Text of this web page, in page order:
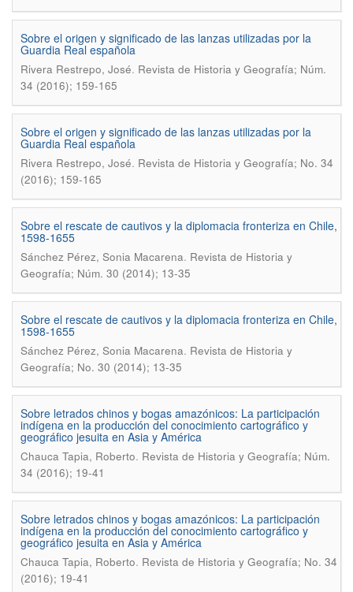
Sobre el origen y significado de las lanzas utilizadas por la
Guardia Real española
Rivera Restrepo, José. Revista de Historia y Geografía; Núm.
34 (2016); 159-165
Sobre el origen y significado de las lanzas utilizadas por la
Guardia Real española
Rivera Restrepo, José. Revista de Historia y Geografí­a; No. 34
(2016); 159-165
Sobre el rescate de cautivos y la diplomacia fronteriza en Chile,
1598-1655
Sánchez Pérez, Sonia Macarena. Revista de Historia y
Geografía; Núm. 30 (2014); 13-35
Sobre el rescate de cautivos y la diplomacia fronteriza en Chile,
1598-1655
Sánchez Pérez, Sonia Macarena. Revista de Historia y
Geografí­a; No. 30 (2014); 13-35
Sobre letrados chinos y bogas amazónicos: La participación
indígena en la producción del conocimiento cartográfico y
geográfico jesuita en Asia y América
Chauca Tapia, Roberto. Revista de Historia y Geografía; Núm.
34 (2016); 19-41
Sobre letrados chinos y bogas amazónicos: La participación
indí­gena en la producción del conocimiento cartográfico y
geográfico jesuita en Asia y América
Chauca Tapia, Roberto. Revista de Historia y Geografí­a; No. 34
(2016); 19-41